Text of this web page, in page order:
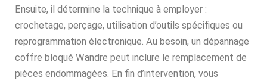
Ensuite, il détermine la technique à employer :
crochetage, perçage, utilisation d’outils spécifiques ou
reprogrammation électronique. Au besoin, un dépannage
coffre bloqué Wandre peut inclure le remplacement de
pièces endommagées. En fin d’intervention, vous